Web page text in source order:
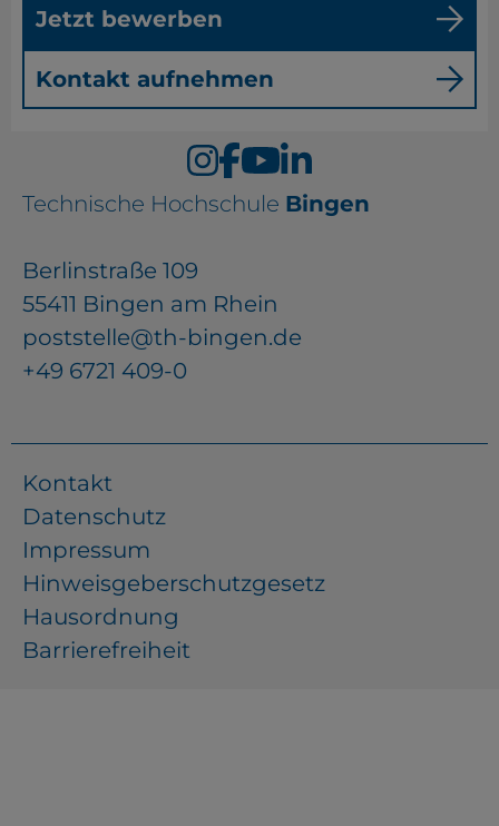
Jetzt bewerben
Kontakt aufnehmen
Technische Hochschule Bingen
Berlinstraße 109
55411 Bingen am Rhein
poststelle@th-bingen.de
+49 6721 409-0
Kontakt
Datenschutz
Impressum
Hinweisgeberschutzgesetz
Hausordnung
Barrierefreiheit